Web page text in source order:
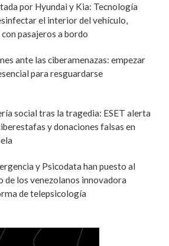
por Hyundai y Kia: Tecnología
el interior del vehículo,
pasajeros a bordo
ante las ciberamenazas: empezar
para resguardarse
social tras la tragedia: ESET alerta
y donaciones falsas en
y Psicodata han puesto al
de los venezolanos innovadora
de telepsicología